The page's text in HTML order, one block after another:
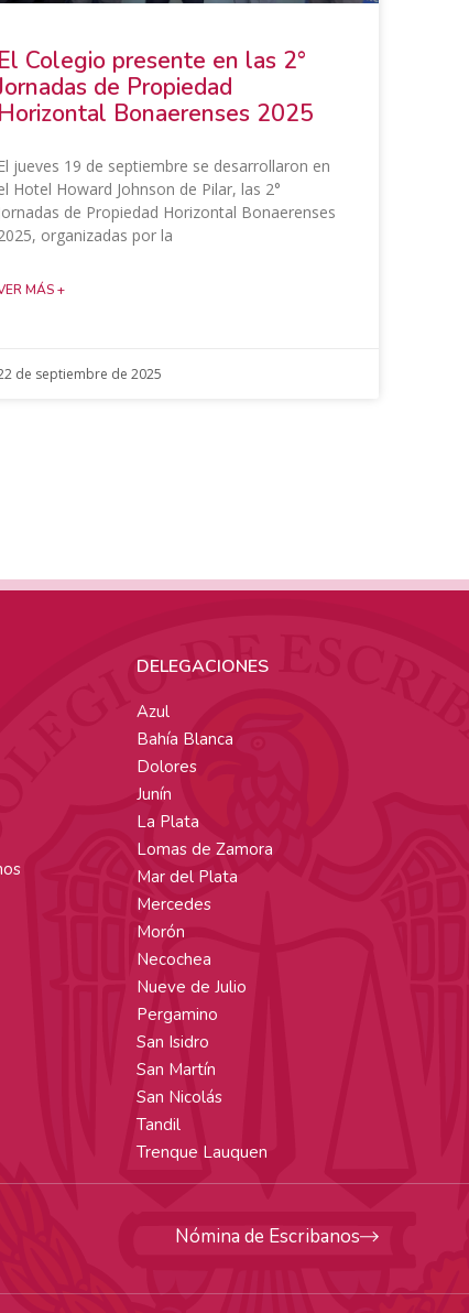
El Colegio presente en las 2°
de Propiedad
Horizontal Bonaerenses 2025
jueves 19 de septiembre se desarrollaron en
Hotel Howard Johnson de Pilar, las 2°
de Propiedad Horizontal Bonaerenses
organizadas por la
MÁS +
de septiembre de 2025
DELEGACIONES
Azul
Bahía Blanca
Dolores
Junín
La Plata
Lomas de Zamora
Mar del Plata
Mercedes
Morón
Necochea
Nueve de Julio
Pergamino
San Isidro
San Martín
San Nicolás
Tandil
Trenque Lauquen
Nómina de Escribanos